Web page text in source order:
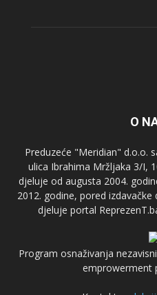
O
Preduzeće "Meridian" d.o.o.
ulica Ibrahima Mržljaka 3/I,
djeluje od augusta 2004.
2012. godine, pored
djeluje portal
Program osnaživanja
emprowerment